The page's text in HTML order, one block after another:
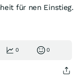
für nen Einstieg.
0 0